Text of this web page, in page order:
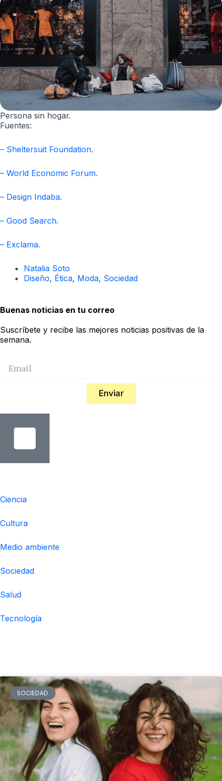
Persona sin hogar.
Fuentes:
– Sheltersuit Foundation.
– World Economic Forum.
– Design Indaba.
– Good Search.
– Exclama.
Natalia Soto
Diseño, Ética, Moda, Sociedad
Buenas noticias en tu correo
Suscríbete y recibe las mejores noticias positivas de la
semana.
Enviar
Ciencia
Cultura
Medio ambiente
Sociedad
Salud
Tecnología
SOCIEDAD